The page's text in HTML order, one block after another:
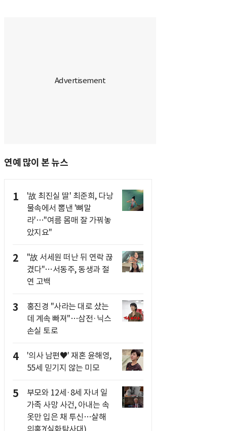
연예 많이 본 뉴스
1
'故 최진실 딸' 최준희, 다낭
물속에서 뽐낸 '뼈말
라'…"여름 몸매 잘 가꿔놓
았지요"
2
"故 서세원 떠난 뒤 연락 끊
겼다"…서동주, 동생과 절
연 고백
3
홍진경 "사라는 대로 샀는
데 계속 빠져"…삼전·닉스
손실 토로
4
'의사 남편♥' 재혼 윤해영,
55세 믿기지 않는 미모
5
부모와 12세·8세 자녀 일
가족 사망 사건, 아내는 속
옷만 입은 채 투신…살해
의혹?(실화탐사대)